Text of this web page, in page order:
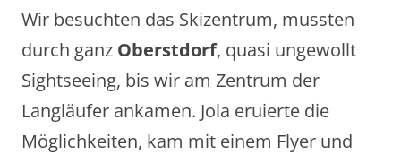
Wir besuchten das Skizentrum, mussten
durch ganz Oberstdorf, quasi ungewollt
Sightseeing, bis wir am Zentrum der
Langläufer ankamen. Jola eruierte die
Möglichkeiten, kam mit einem Flyer und